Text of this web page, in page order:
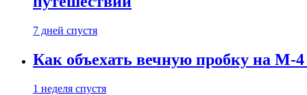
7 дней спустя
Как объехать вечную пробку на М-
1 неделя спустя